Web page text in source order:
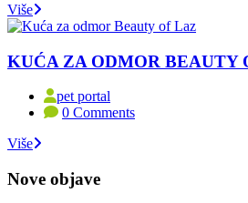
Više
KUĆA ZA ODMOR BEAUTY
pet portal
0 Comments
Više
Nove objave